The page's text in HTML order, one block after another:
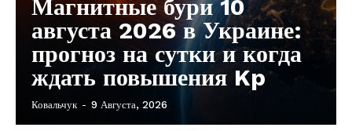
Магнитные бури 10
августа 2026 в Украине:
прогноз на сутки и когда
ждать повышения Kp
Ковальчук - 9 Августа, 2026